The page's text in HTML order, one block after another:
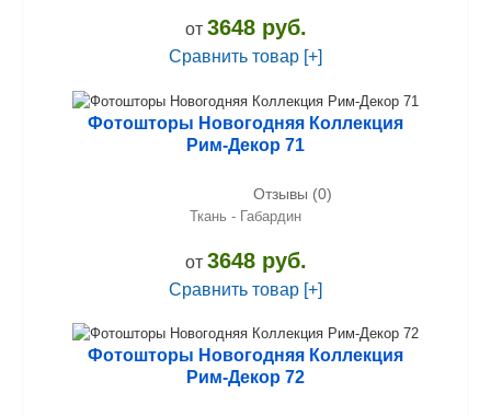
от 3648 руб.
Сравнить товар [+]
Фотошторы Новогодняя Коллекция
Рим-Декор 71
Отзывы (0)
Ткань - Габардин
от 3648 руб.
Сравнить товар [+]
Фотошторы Новогодняя Коллекция
Рим-Декор 72